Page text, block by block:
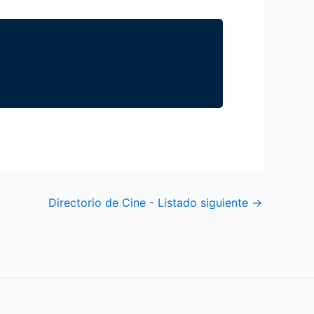
Directorio de Cine - Listado siguiente →